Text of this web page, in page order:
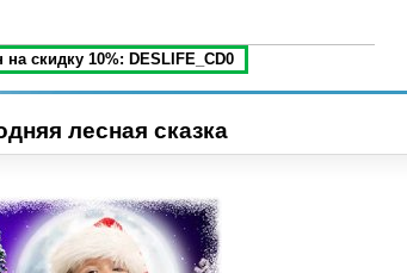
на скидку 10%: DESLIFE_CD0
лесная сказка